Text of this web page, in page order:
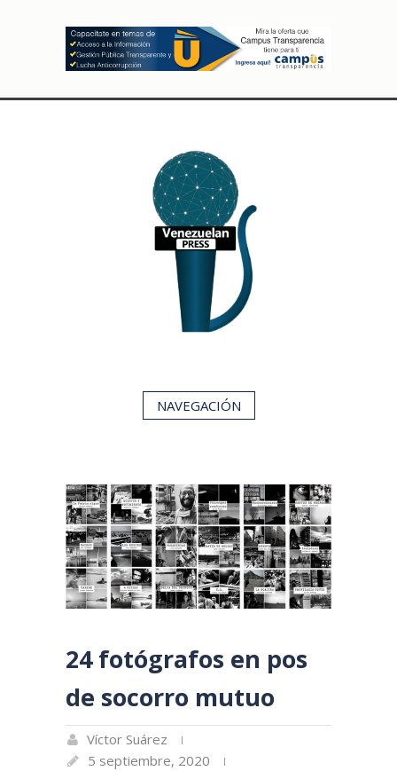
NAVEGACIÓN
24 fotógrafos en pos
de socorro mutuo
Víctor Suárez
5 septiembre, 2020